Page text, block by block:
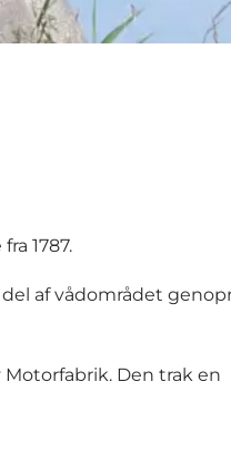
1787.
af vådområdet
Den trak en